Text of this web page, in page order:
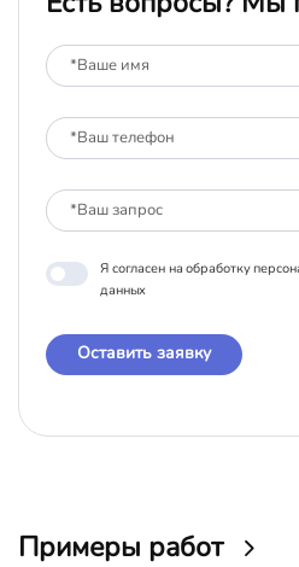
Я согласен на обработку
данных
Оставить заявку
Примеры работ